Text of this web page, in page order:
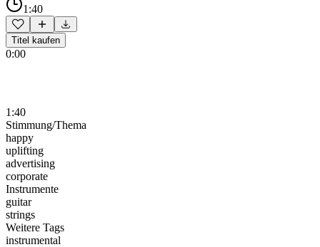
1:40
Titel kaufen
0:00
1:40
Stimmung/Thema
happy
uplifting
advertising
corporate
Instrumente
guitar
strings
Weitere Tags
instrumental